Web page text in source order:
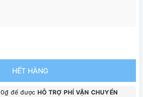
HẾT HÀNG
để được HỖ TRỢ PHÍ VẬN CHUYỂN